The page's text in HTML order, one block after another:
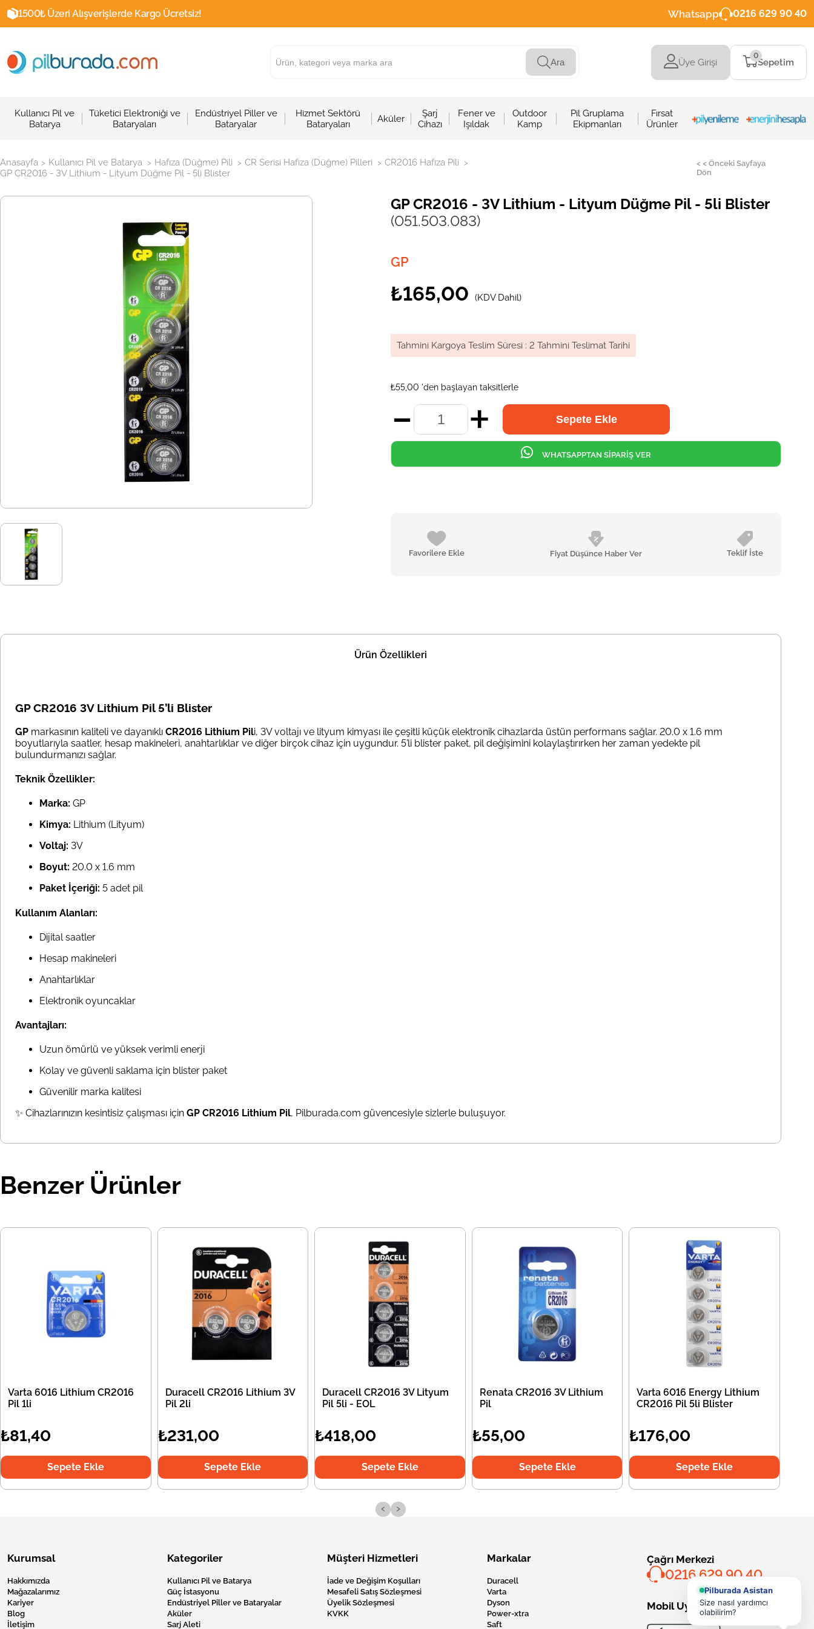
1500₺ Üzeri Alışverişlerde Kargo Ücretsiz! Whatsapp 0216 629 90 40
Ara Üye Girişi Sepetim
0
Kullanıcı Pil ve
Batarya
Tüketici Elektroniği ve
Bataryaları
Endüstriyel Piller ve
Bataryalar
Hizmet Sektörü
Bataryaları
Aküler
Şarj
Cihazı
Fener ve
Işıldak
Outdoor
Kamp
Pil Gruplama
Ekipmanları
Fırsat
Ürünler
Anasayfa > Kullanıcı Pil ve Batarya > Hafıza (Düğme) Pili > CR Serisi Hafıza (Düğme) Pilleri > CR2016 Hafıza Pili >
GP CR2016 - 3V Lithium - Lityum Düğme Pil - 5li Blister
< < Önceki Sayfaya
Dön
GP CR2016 - 3V Lithium - Lityum Düğme Pil - 5li Blister
(051.503.083)
GP
₺165,00 (KDV Dahil)
Tahmini Kargoya Teslim Süresi : 2 Tahmini Teslimat Tarihi
₺55,00 'den başlayan taksitlerle
Favorilere Ekle Fiyat Düşünce Haber Ver Teklif İste
WHATSAPPTAN SİPARİŞ VER
Ürün Özellikleri
GP CR2016 3V Lithium Pil 5’li Blister
GP markasının kaliteli ve dayanıklı CR2016 Lithium Pili, 3V voltajı ve lityum kimyası ile çeşitli küçük elektronik cihazlarda üstün performans sağlar. 20.0 x 1.6 mm
boyutlarıyla saatler, hesap makineleri, anahtarlıklar ve diğer birçok cihaz için uygundur. 5’li blister paket, pil değişimini kolaylaştırırken her zaman yedekte pil
bulundurmanızı sağlar.
Teknik Özellikler:
Marka: GP
Kimya: Lithium (Lityum)
Voltaj: 3V
Boyut: 20.0 x 1.6 mm
Paket İçeriği: 5 adet pil
Kullanım Alanları:
Dijital saatler
Hesap makineleri
Anahtarlıklar
Elektronik oyuncaklar
Avantajları:
Uzun ömürlü ve yüksek verimli enerji
Kolay ve güvenli saklama için blister paket
Güvenilir marka kalitesi
✨ Cihazlarınızın kesintisiz çalışması için GP CR2016 Lithium Pil, Pilburada.com güvencesiyle sizlerle buluşuyor.
Benzer Ürünler
Varta 6016 Lithium CR2016
Pil 1li
₺81,40
Sepete Ekle
Duracell CR2016 Lithium 3V
Pil 2li
₺231,00
Sepete Ekle
Duracell CR2016 3V Lityum
Pil 5li - EOL
₺418,00
Sepete Ekle
Renata CR2016 3V Lithium
Pil
₺55,00
Sepete Ekle
Varta 6016 Energy Lithium
CR2016 Pil 5li Blister
₺176,00
Sepete Ekle
‹ ›
Kurumsal
Hakkımızda
Mağazalarımız
Kariyer
Blog
İletişim
Kategoriler
Kullanıcı Pil ve Batarya
Güç İstasyonu
Endüstriyel Piller ve Bataryalar
Aküler
Sarj Aleti
Müşteri Hizmetleri
İade ve Değişim Koşulları
Mesafeli Satış Sözleşmesi
Üyelik Sözleşmesi
KVKK
Markalar
Duracell
Varta
Dyson
Power-xtra
Saft
Çağrı Merkezi
0216 629 90 40
Mobil Uygulama
Pilburada Asistan
Size nasıl yardımcı
olabilirim?